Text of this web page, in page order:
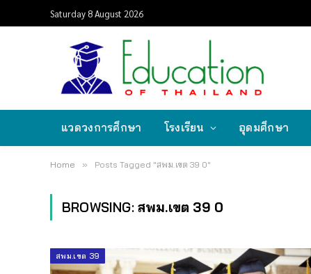
Saturday 8 August 2026
แวดวงการศึกษา โรงเรียน อุดมศึกษา
Home » Posts Tagged "สพม.เขต 39 0"
BROWSING: สพม.เขต 39 0
สพม.เขต 39